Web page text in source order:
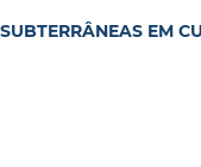
EM